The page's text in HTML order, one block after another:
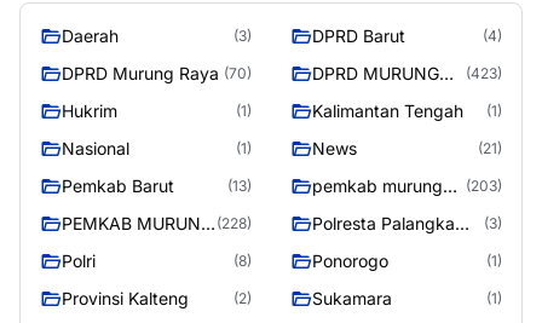
Daerah (3) DPRD Barut (4)
DPRD Murung Raya (70)
DPRD MURUNG
(423)
Hukrim (1) Kalimantan Tengah (1)
Nasional (1) News (21)
Pemkab Barut (13)
pemkab murung
(203)
PEMKAB MURUNG (228)
Polresta Palangka
(3)
Polri (8) Ponorogo (1)
Provinsi Kalteng (2) Sukamara (1)